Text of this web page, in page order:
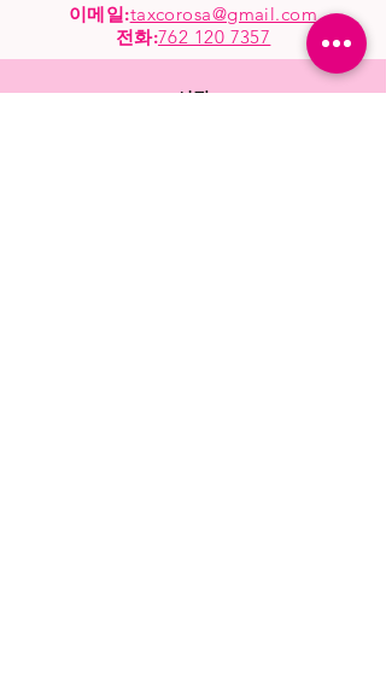
이메일:taxcorosa@gmail.com
전화:762 120 7357
시작